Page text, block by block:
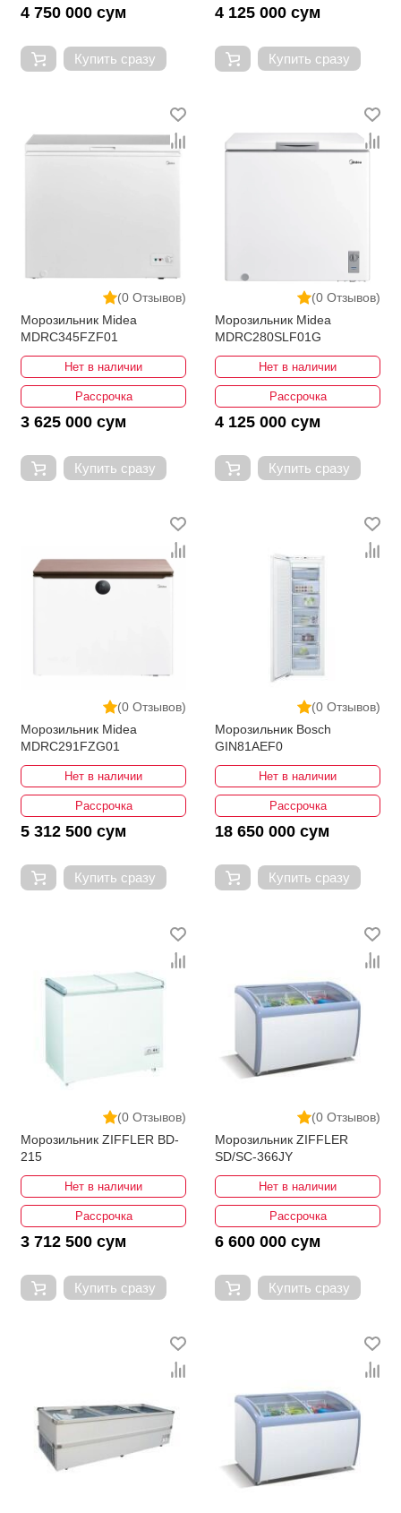
4 750 000 сум
Купить сразу
4 125 000 сум
Купить сразу
(0 Отзывов)
Морозильник Midea
MDRC345FZF01
Нет в наличии
Рассрочка
3 625 000 сум
Купить сразу
(0 Отзывов)
Морозильник Midea
MDRC280SLF01G
Нет в наличии
Рассрочка
4 125 000 сум
Купить сразу
(0 Отзывов)
Морозильник Midea
MDRC291FZG01
Нет в наличии
Рассрочка
5 312 500 сум
Купить сразу
(0 Отзывов)
Морозильник Bosch
GIN81AEF0
Нет в наличии
Рассрочка
18 650 000 сум
Купить сразу
(0 Отзывов)
Морозильник ZIFFLER BD-
215
Нет в наличии
Рассрочка
3 712 500 сум
Купить сразу
(0 Отзывов)
Морозильник ZIFFLER
SD/SC-366JY
Нет в наличии
Рассрочка
6 600 000 сум
Купить сразу